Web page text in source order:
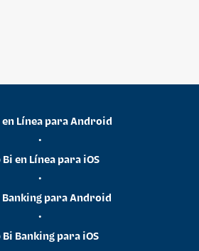
en Línea para Android
•
Bi en Línea para iOS
•
Banking para Android
•
Bi Banking para iOS